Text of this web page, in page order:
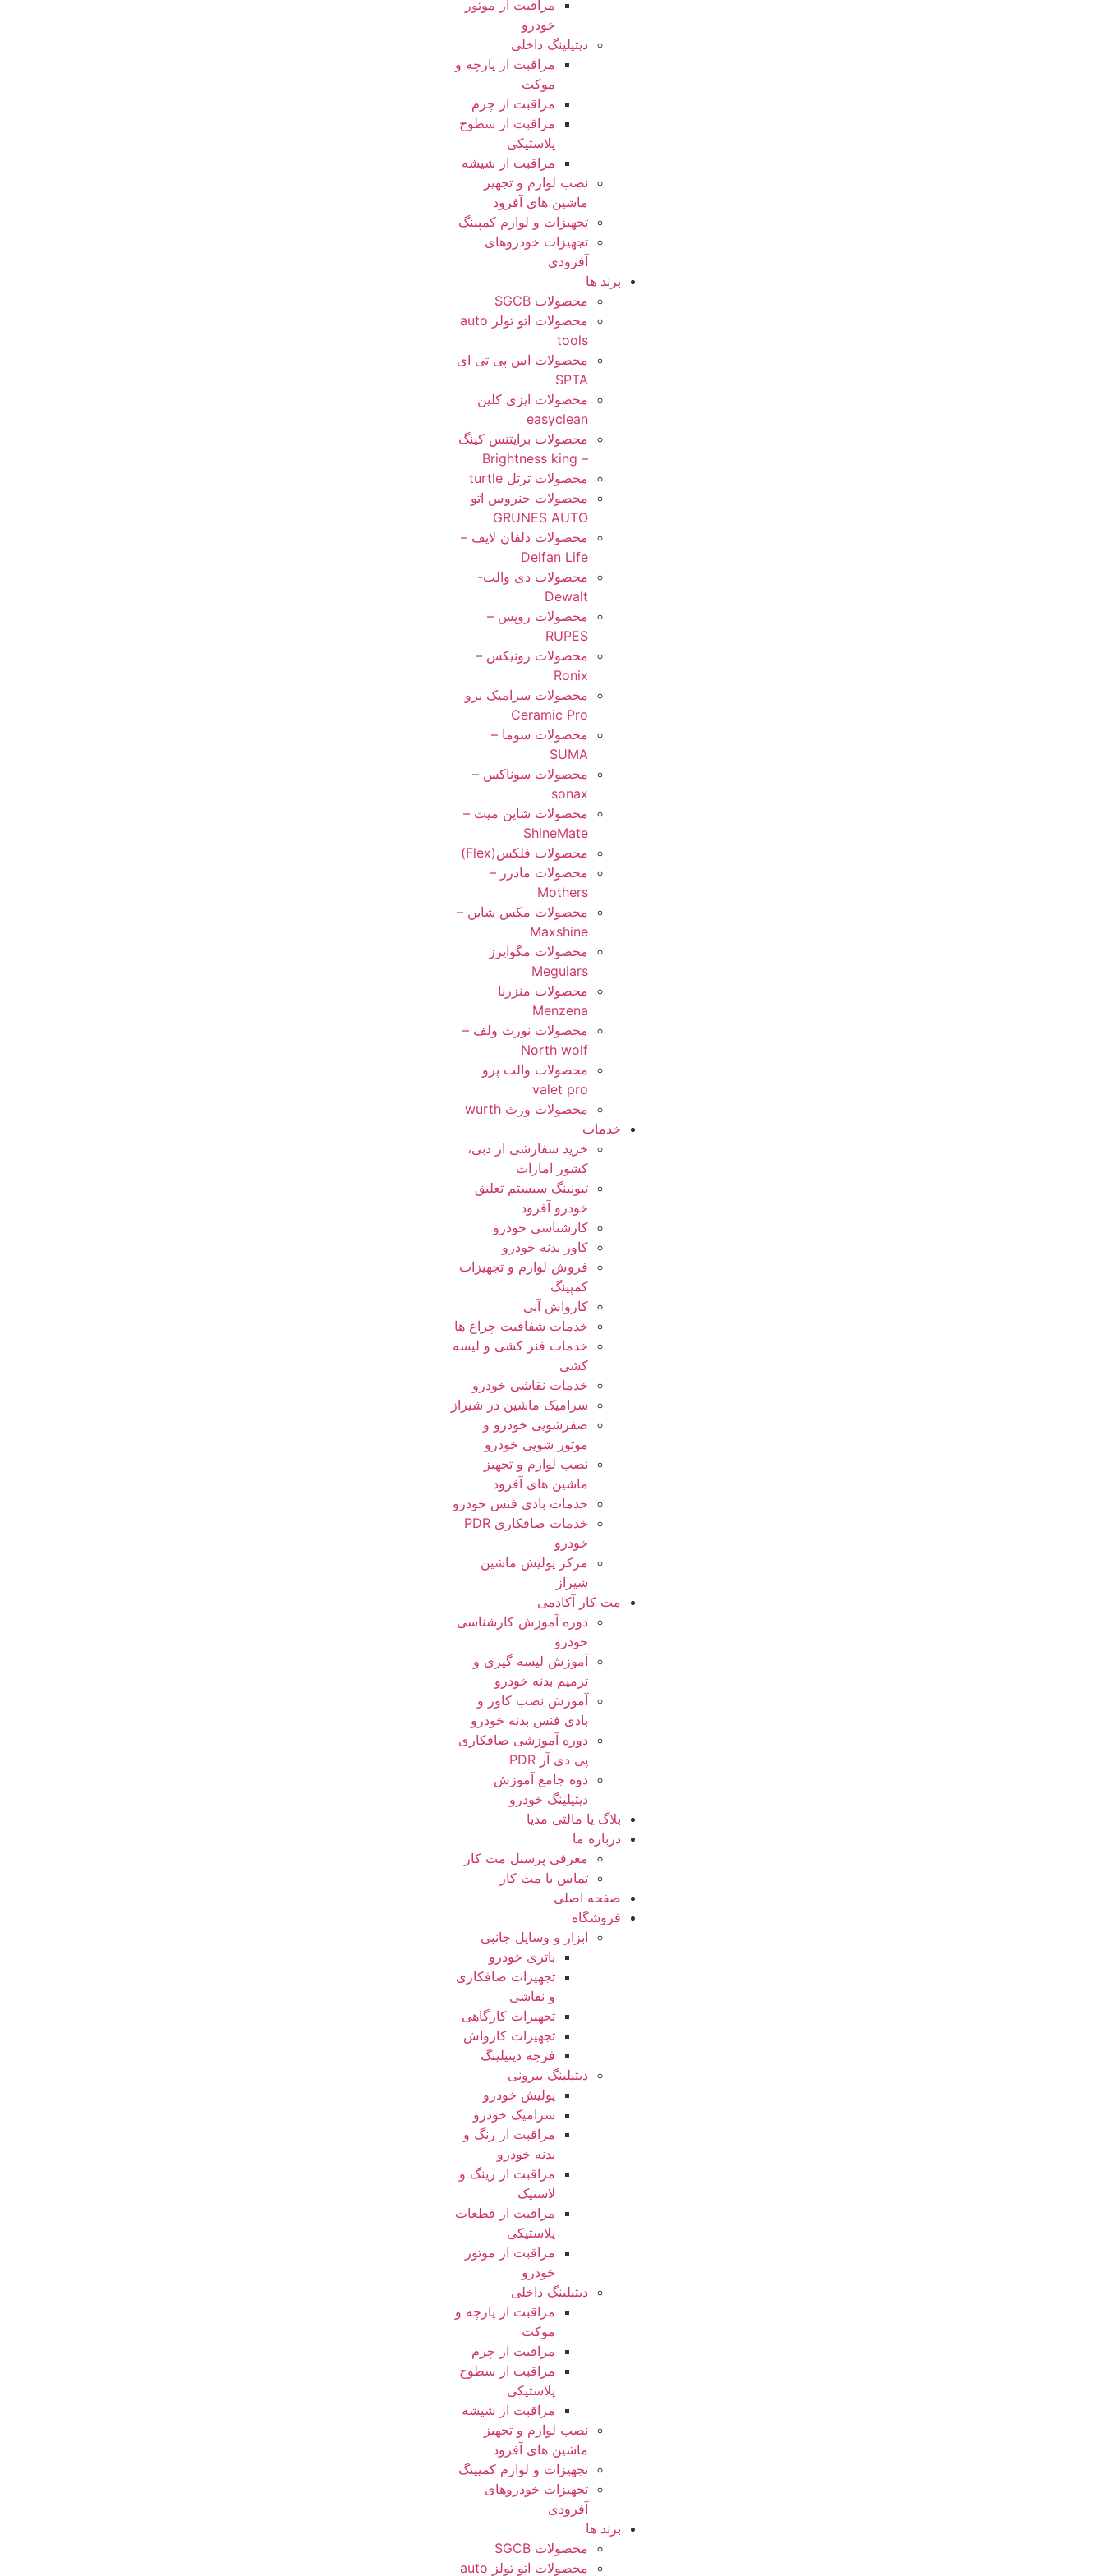
مراقبت از موتور
خودرو
دیتیلینگ داخلی
مراقبت از پارچه و
موکت
مراقبت از چرم
مراقبت از سطوح
پلاستیکی
مراقبت از شیشه
نصب لوازم و تجهیز
ماشین های آفرود
تجهیزات و لوازم کمپینگ
تجهیزات خودروهای
آفرودی
برند ها
محصولات SGCB
محصولات اتو تولز auto
tools
محصولات اس پی تی ای
SPTA
محصولات ایزی کلین
easyclean
محصولات برایتنس کینگ
– Brightness king
محصولات ترتل turtle
محصولات جنروس اتو
GRUNES AUTO
محصولات دلفان لایف –
Delfan Life
محصولات دی والت-
Dewalt
محصولات روپس –
RUPES
محصولات رونیکس –
Ronix
محصولات سرامیک پرو
Ceramic Pro
محصولات سوما –
SUMA
محصولات سوناکس –
sonax
محصولات شاین میت –
ShineMate
محصولات فلکس(Flex)
محصولات مادرز –
Mothers
محصولات مکس شاین –
Maxshine
محصولات مگوایرز
Meguiars
محصولات منزرنا
Menzena
محصولات نورث ولف –
North wolf
محصولات والت پرو
valet pro
محصولات ورث wurth
خدمات
خرید سفارشی از دبی،
کشور امارات
تیونینگ سیستم تعلیق
خودرو آفرود
کارشناسی خودرو
کاور بدنه خودرو
فروش لوازم و تجهیزات
کمپینگ
کارواش آبی
خدمات شفافیت چراغ ها
خدمات فنر کشی و لیسه
کشی
خدمات نقاشی خودرو
سرامیک ماشین در شیراز
صفرشویی خودرو و
موتور شویی خودرو
نصب لوازم و تجهیز
ماشین های آفرود
خدمات بادی فنس خودرو
خدمات صافکاری PDR
خودرو
مرکز پولیش ماشین
شیراز
مت کار آکادمی
دوره آموزش کارشناسی
خودرو
آموزش لیسه گیری و
ترمیم بدنه خودرو
آموزش نصب کاور و
بادی فنس بدنه خودرو
دوره آموزشی صافکاری
پی دی آر PDR
دوه جامع آموزش
دیتیلینگ خودرو
بلاگ یا مالتی مدیا
درباره ما
معرفی پرسنل مت کار​
تماس با مت کار
صفحه اصلی
فروشگاه
ابزار و وسایل جانبی
باتری خودرو
تجهیزات صافکاری
و نقاشی
تجهیزات کارگاهی
تجهیزات کارواش
فرچه دیتیلینگ
دیتیلینگ بیرونی
پولیش خودرو
سرامیک خودرو
مراقبت از رنگ و
بدنه خودرو
مراقبت از رینگ و
لاستیک
مراقبت از قطعات
پلاستیکی
مراقبت از موتور
خودرو
دیتیلینگ داخلی
مراقبت از پارچه و
موکت
مراقبت از چرم
مراقبت از سطوح
پلاستیکی
مراقبت از شیشه
نصب لوازم و تجهیز
ماشین های آفرود
تجهیزات و لوازم کمپینگ
تجهیزات خودروهای
آفرودی
برند ها
محصولات SGCB
محصولات اتو تولز auto